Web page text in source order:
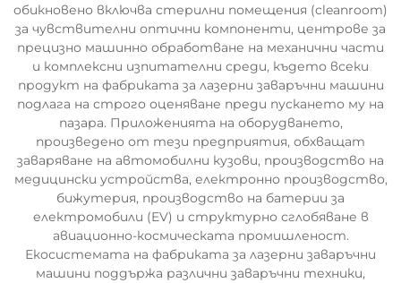
обикновено включва стерилни помещения (cleanroom)
за чувствителни оптични компоненти, центрове за
прецизно машинно обработване на механични части
и комплексни изпитателни среди, където всеки
продукт на фабриката за лазерни заваръчни машини
подлага на строго оценяване преди пускането му на
пазара. Приложенията на оборудването,
произведено от тези предприятия, обхващат
заваряване на автомобилни кузови, производство на
медицински устройства, електронно производство,
бижутерия, производство на батерии за
електромобили (EV) и структурно сглобяване в
авиационно-космическата промишленост.
Екосистемата на фабриката за лазерни заваръчни
машини поддържа различни заваръчни техники,